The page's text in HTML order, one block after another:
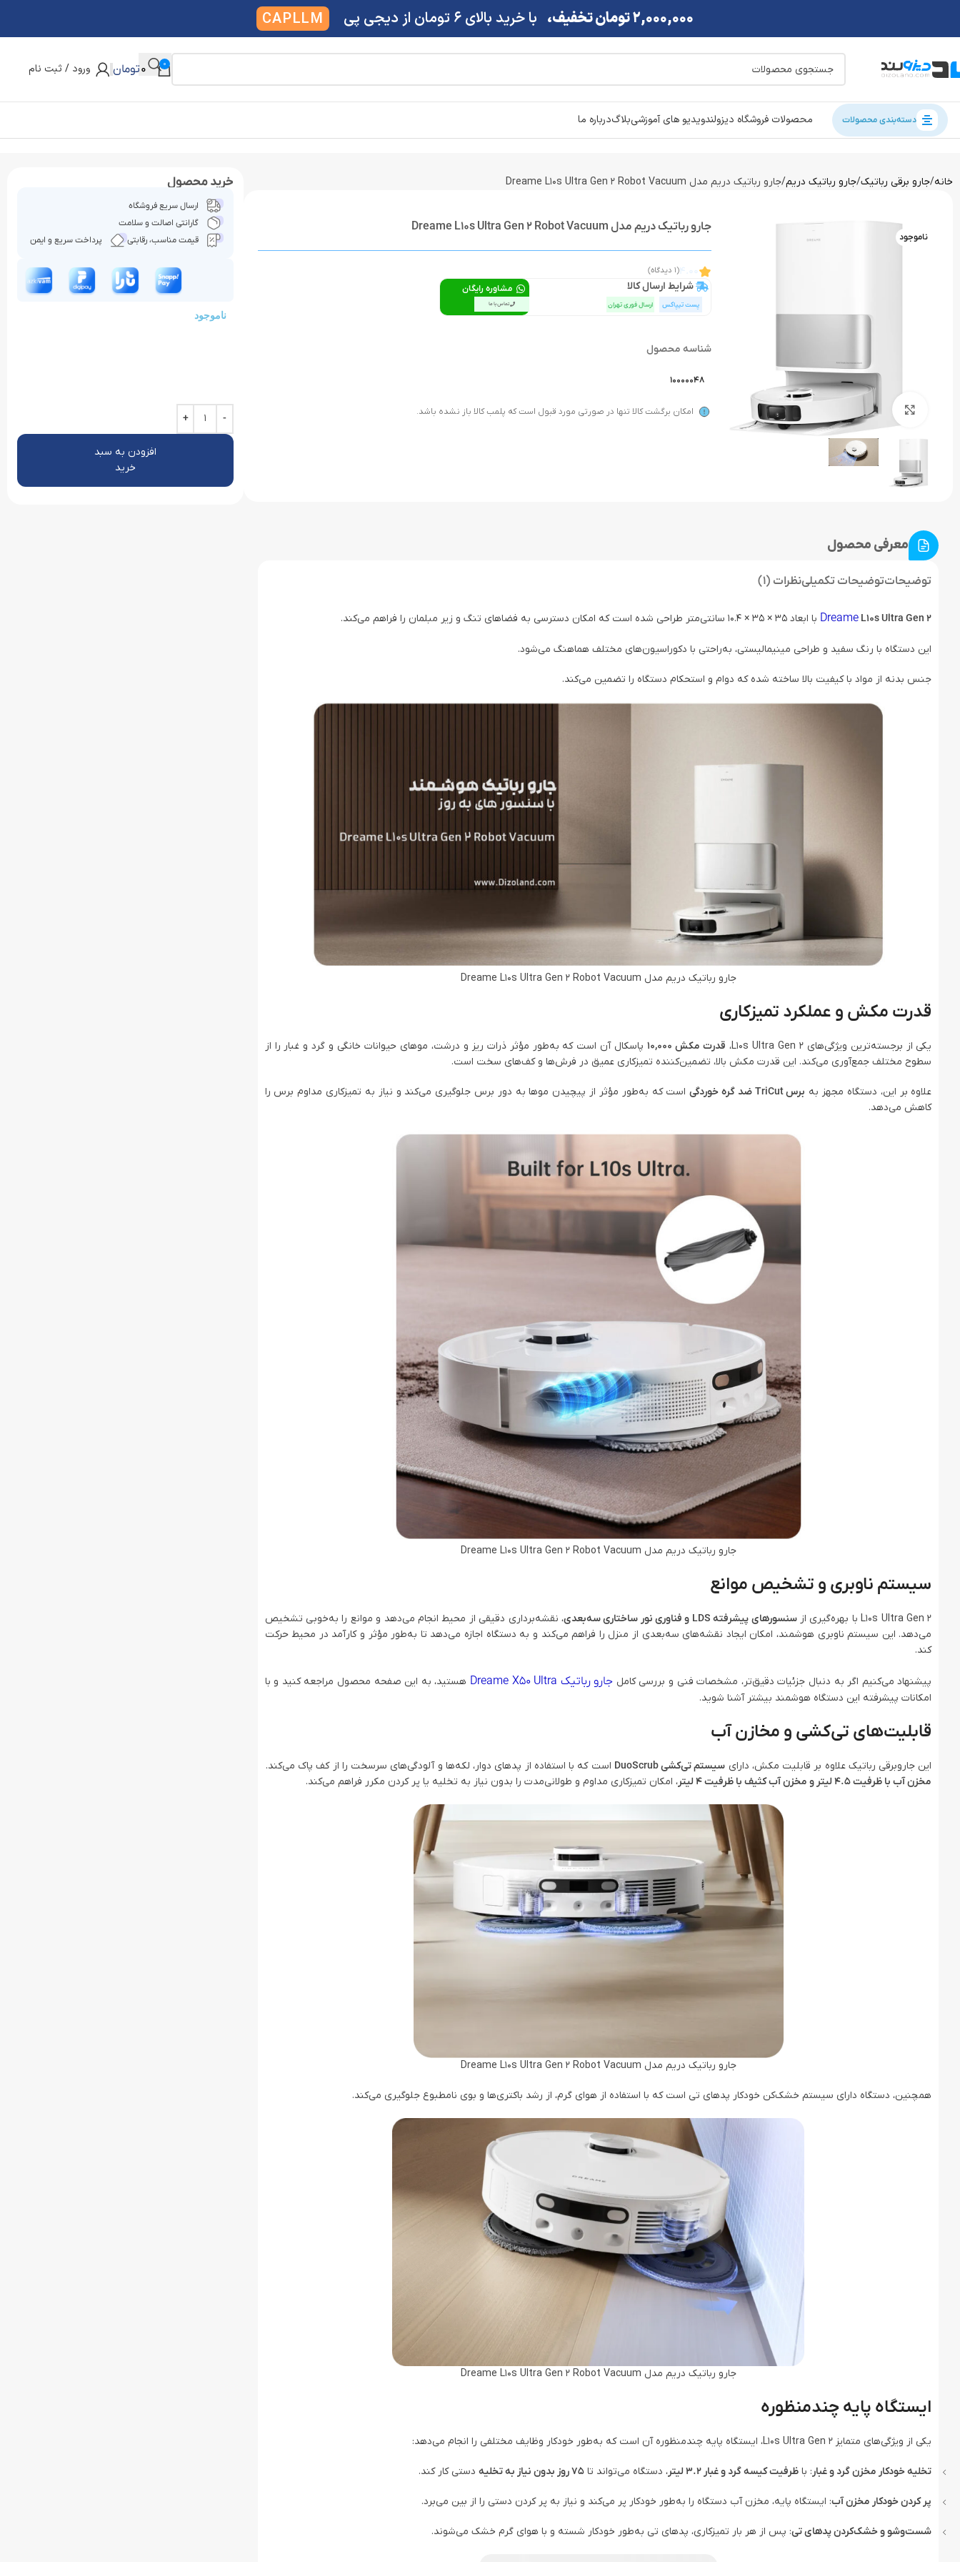
0
0تومان ورود / ثبت نام
دسته‌بندی محصولات محصولات فروشگاه دیزولندویدیو های آموزشیبلاگدرباره ما
خانه جارو برقی رباتیک جارو رباتیک دریم جارو رباتیک دریم مدل Dreame L10s Ultra Gen 2 Robot Vacuum
ناموجود
بزرگنمایی تصویر
جارو رباتیک دریم مدل Dreame L10s Ultra Gen 2 Robot Vacuum
(1 دیدگاه)
شرایط ارسال کالا
پست تیپاکس ارسال فوری تهران
مشاوره رایگان
تماس با ما
شناسه محصول
10000048
امکان برگشت کالا تنها در صورتی مورد قبول است که پلمب کالا باز نشده باشد.
معرفی محصول
توضیحاتتوضیحات تکمیلینظرات (1)
Dreame L10s Ultra Gen 2 با ابعاد 35 × 35 × 10.4 سانتی‌متر طراحی شده است که امکان دسترسی به فضاهای تنگ و زیر مبلمان را فراهم می‌کند.
این دستگاه با رنگ سفید و طراحی مینیمالیستی، به‌راحتی با دکوراسیون‌های مختلف هماهنگ می‌شود.
جنس بدنه از مواد با کیفیت بالا ساخته شده که دوام و استحکام دستگاه را تضمین می‌کند.
جارو رباتیک دریم مدل Dreame L10s Ultra Gen 2 Robot Vacuum
قدرت مکش و عملکرد تمیزکاری
یکی از برجسته‌ترین ویژگی‌های L10s Ultra Gen 2، قدرت مکش 10,000
پاسکال آن است که به‌طور مؤثر ذرات ریز و درشت، موهای حیوانات خانگی و گرد و غبار را از
سطوح مختلف جمع‌آوری می‌کند. این قدرت مکش بالا، تضمین‌کننده تمیزکاری عمیق در فرش‌ها و کف‌های سخت است.
علاوه بر این، دستگاه مجهز به برس TriCut ضد گره خوردگی
است که به‌طور مؤثر از پیچیدن موها به دور برس جلوگیری می‌کند و نیاز به تمیزکاری مداوم برس را
کاهش می‌دهد.
جارو رباتیک دریم مدل Dreame L10s Ultra Gen 2 Robot Vacuum
سیستم ناوبری و تشخیص موانع
L10s Ultra Gen 2 با بهره‌گیری از سنسورهای پیشرفته LDS و فناوری نور ساختاری سه‌بعدی
، نقشه‌برداری دقیقی از محیط انجام می‌دهد و موانع را به‌خوبی تشخیص
می‌دهد. این سیستم ناوبری هوشمند، امکان ایجاد نقشه‌های سه‌بعدی از منزل را فراهم می‌کند و به دستگاه اجازه می‌دهد تا به‌طور مؤثر و کارآمد در محیط حرکت
کند.
پیشنهاد می‌کنیم اگر به دنبال جزئیات دقیق‌تر، مشخصات فنی و بررسی کامل جارو رباتیک Dreame X50 Ultra
هستید، به این صفحه محصول مراجعه کنید و با
امکانات پیشرفته این دستگاه هوشمند بیشتر آشنا شوید.
قابلیت‌های تی‌کشی و مخازن آب
این جاروبرقی رباتیک علاوه بر قابلیت مکش، دارای سیستم تی‌کشی DuoScrub
است که با استفاده از پدهای دوار، لکه‌ها و آلودگی‌های سرسخت را از کف پاک می‌کند.
مخزن آب با ظرفیت 4.5 لیتر و مخزن آب کثیف با ظرفیت 4 لیتر
، امکان تمیزکاری مداوم و طولانی‌مدت را بدون نیاز به تخلیه یا پر کردن مکرر فراهم می‌کند.
جارو رباتیک دریم مدل Dreame L10s Ultra Gen 2 Robot Vacuum
همچنین، دستگاه دارای سیستم خشک‌کن خودکار پدهای تی است که با استفاده از هوای گرم، از رشد باکتری‌ها و بوی نامطبوع جلوگیری می‌کند.
جارو رباتیک دریم مدل Dreame L10s Ultra Gen 2 Robot Vacuum
ایستگاه پایه چندمنظوره
یکی از ویژگی‌های متمایز L10s Ultra Gen 2، ایستگاه پایه چندمنظوره آن است که به‌طور خودکار وظایف مختلفی را انجام می‌دهد:
تخلیه خودکار مخزن گرد و غبار: با ظرفیت کیسه گرد و غبار 3.2 لیتر ، دستگاه می‌تواند تا 75 روز بدون نیاز به تخلیه دستی کار کند.
پر کردن خودکار مخزن آب: ایستگاه پایه، مخزن آب دستگاه را به‌طور خودکار پر می‌کند و نیاز به پر کردن دستی را از بین می‌برد.
شست‌وشو و خشک‌کردن پدهای تی: پس از هر بار تمیزکاری، پدهای تی به‌طور خودکار شسته و با هوای گرم خشک می‌شوند.
خرید محصول
ارسال سریع فروشگاه
گارانتی اصالت و سلامت
قیمت مناسب، رقابتی
پرداخت سریع و ایمن
ناموجود
افزودن به سبد
خرید
2,000,000 تومان تخفیف، با خرید بالای 6 تومان از دیجی پی CAPLLM